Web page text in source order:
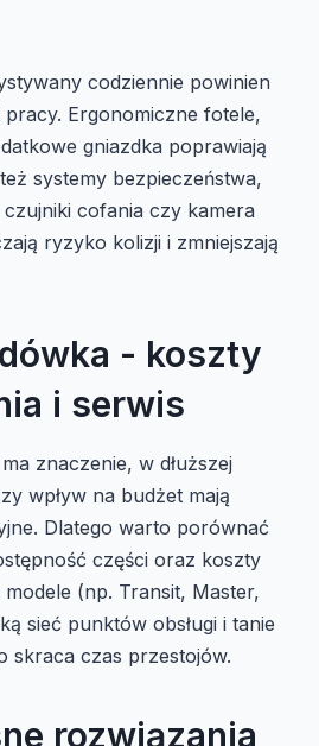
codziennie powinien
Ergonomiczne fotele,
gniazdka poprawiają
systemy bezpieczeństwa,
czujniki cofania czy kamera
ryzyko kolizji i zmniejszają
- koszty
i serwis
znaczenie, w dłuższej
wpływ na budżet mają
Dlatego warto porównać
części oraz koszty
(np. Transit, Master,
sieć punktów obsługi i tanie
skraca czas przestojów.
rozwiązania